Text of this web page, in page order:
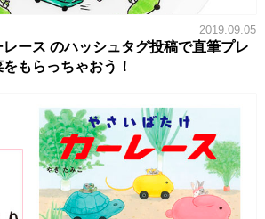
2019.09.05
ース のハッシュタグ投稿で直筆プレ
もらっちゃおう！